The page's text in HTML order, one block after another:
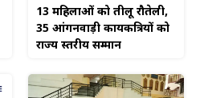
13 महिलाओं को तीलू रौतेली,
35 आंगनवाड़ी कार्यकत्रियों को
राज्य स्तरीय सम्मान